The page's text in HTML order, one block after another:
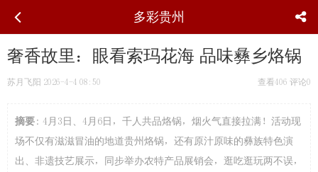
多彩贵州
奢香故里：眼看索玛花海 品味彝乡烙锅
苏月飞阳 2026-4-4 08:50 查看406 评论0
摘要 : 4月3日、4月6日，千人共品烙锅，烟火气直接拉满！活动现
场不仅有滋滋冒油的地道贵州烙锅，还有原汁原味的彝族特色演
出、非遗技艺展示，同步举办农特产品展销会，逛吃逛玩两不误，